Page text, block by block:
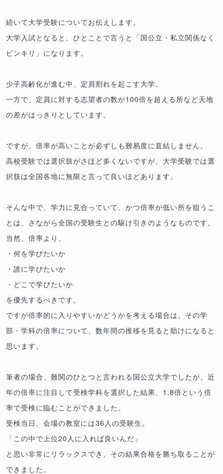
続いて大学受験についてお伝えします。
大学入試となると、ひとことで言うと「国公立・私立関係なく
ピンキリ」になります。
少子高齢化が進む中、定員割れを起こす大学。
一方で、定員に対する志望者の数が100倍を超える所など天地
の差がはっきりとしています。
ですが、倍率が高いことが必ずしも難易度に直結しません。
高校受験では選択肢がさほど多くないですが、大学受験では選
択肢は全国各地に無限と言って良いほどあります。
そんな中で、学力に見合っていて、かつ倍率が低い所を狙うこ
とは、さながら全国の受験生との駆け引きのようなものです。
当然、倍率より、
・何を学びたいか
・誰に学びたいか
・どこで学びたいか
を優先するべきです。
ですが倍率的に入りやすいかどうかを考える場合は、その学
部・学科の倍率について、数年間の推移を見ると助けになると
思います。
筆者の場合、難関のひとつと言われる国公立大学でしたが、近
年の倍率に注目して受検学科を選択した結果、1.8倍という倍
率で受検に臨むことができました。
受検当日、会場の教室には36人の受験生。
「この中で上位20人に入れば良いんだ」
と思い非常にリラックスでき、その結果合格を勝ち取ることが
できました。